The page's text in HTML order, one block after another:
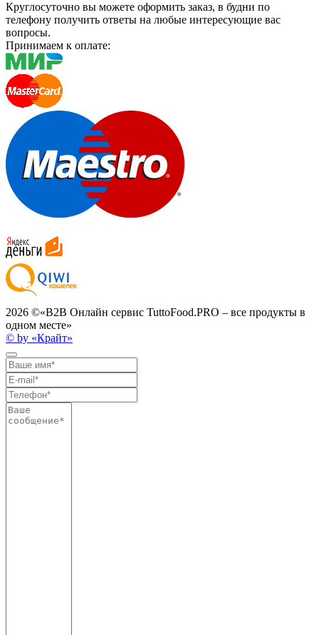
Круглосуточно вы можете оформить заказ, в будни по
телефону получить ответы на любые интересующие вас
вопросы.
Принимаем к оплате:
2026 ©«B2B Онлайн сервис TuttoFood.PRO – все продукты в
одном месте»
© by «Крайт»